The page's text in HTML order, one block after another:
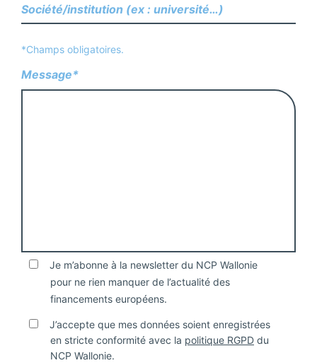
*Champs obligatoires.
Message*
Je m’abonne à la newsletter du NCP Wallonie
pour ne rien manquer de l’actualité des
financements européens.
J’accepte que mes données soient enregistrées
en stricte conformité avec la politique RGPD du
NCP Wallonie.